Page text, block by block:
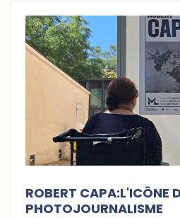
ROBERT CAPA:L'ICÔNE
PHOTOJOURNALISME